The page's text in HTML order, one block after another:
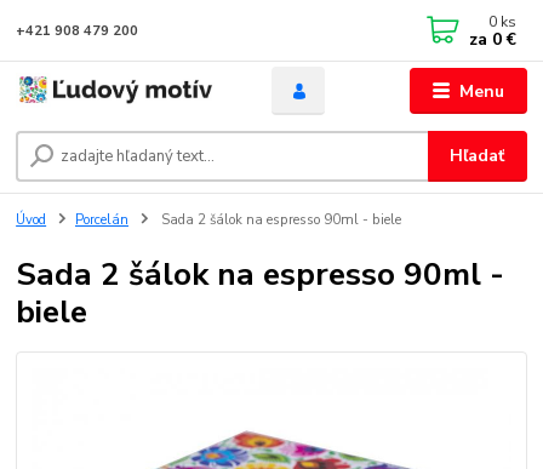
Menu
Hľadať
+421 908 479 200 0 ks
za 0 €
Úvod Porcelán Sada 2 šálok na espresso 90ml - biele
Sada 2 šálok na espresso 90ml -
biele